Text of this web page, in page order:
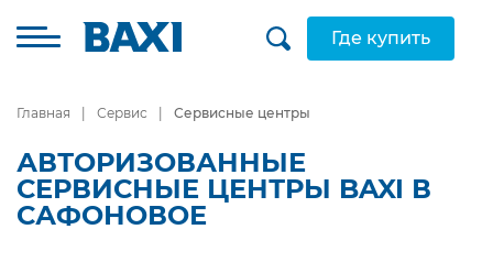
Где купить
Главная Сервис Сервисные центры
АВТОРИЗОВАННЫЕ
СЕРВИСНЫЕ ЦЕНТРЫ BAXI В
САФОНОВОЕ